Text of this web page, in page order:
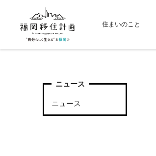
住まいのこと
ニュース
ニュース